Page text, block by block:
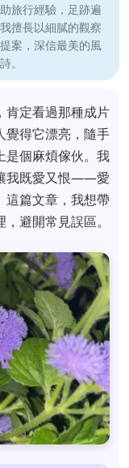
旅行經驗，足跡遍
擅長以細膩的觀察
案，深信最美的風
。
肯定看過那種成片
覺得它漂亮，隨手
是個麻煩傢伙。我
我既愛又恨——愛
這篇文章，我想帶
避開常見誤區。